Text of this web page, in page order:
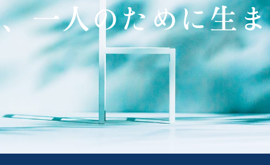
一人のために生